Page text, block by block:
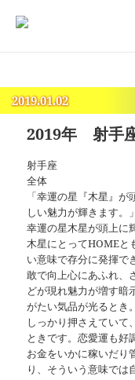
2019.01.02
2019年 射手
射手座
全体
「幸運の星『木星』
しい魅力が輝きます。」
幸運の星木星が頭上に
木星にとってHOMEと
い意味で存分に発揮で
敢で向上心にあふれ、
どが現れ魅力が増す暗
がたい気品が光るとき
しっかり押さえていて
ときです。恋愛運も好
お金をいかに稼いだり
り、そういう意味では